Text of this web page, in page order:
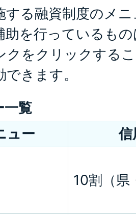
する融資制度のメ
助を行っているも
クをクリックする
きます。
一覧
ュー
信
10割（県